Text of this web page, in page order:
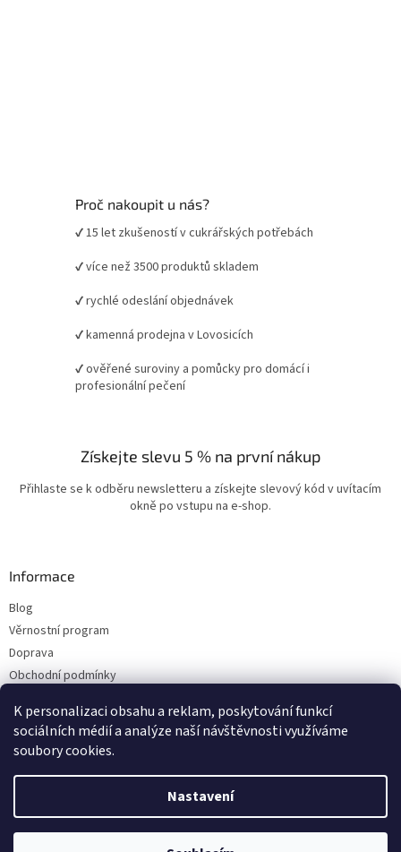
K personalizaci obsahu a reklam, poskytování funkcí
sociálních médií a analýze naší návštěvnosti využíváme
soubory cookies.
Nastavení
Proč nakoupit u nás?
✔ 15 let zkušeností v cukrářských potřebách
✔ více než 3500 produktů skladem
✔ rychlé odeslání objednávek
✔ kamenná prodejna v Lovosicích
✔ ověřené suroviny a pomůcky pro domácí i
profesionální pečení
Získejte slevu 5 % na první nákup
Přihlaste se k odběru newsletteru a získejte slevový kód v uvítacím
okně po vstupu na e-shop.
Informace
Blog
Věrnostní program
Doprava
Obchodní podmínky
Kontakty
Vytvořil Shoptet
. Všechna práva vyhrazena.